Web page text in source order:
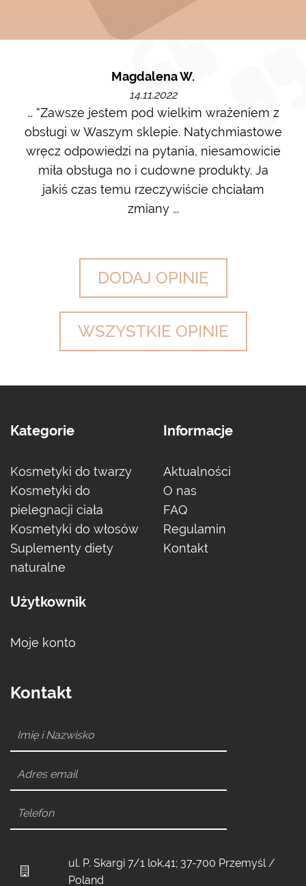
Magdalena W.
14.11.2022
… “Zawsze jestem pod wielkim wrażeniem z
obsługi w Waszym sklepie. Natychmiastowe
wręcz odpowiedzi na pytania, niesamowicie
miła obsługa no i cudowne produkty. Ja
jakiś czas temu rzeczywiście chciałam
zmiany ...
DODAJ OPINIĘ
WSZYSTKIE OPINIE
Kategorie
Kosmetyki do twarzy
Kosmetyki do
pielegnacji ciała
Kosmetyki do włosów
Suplementy diety
naturalne
Informacje
Aktualności
O nas
FAQ
Regulamin
Kontakt
Użytkownik
Moje konto
Kontakt
ul. P. Skargi 7/1 lok.41; 37-700 Przemyśl /
Poland